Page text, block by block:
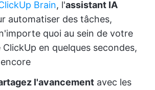
Brain, l'assistant IA
automatiser des tâches,
quoi au sein de votre
en quelques secondes,
l'avancement avec les